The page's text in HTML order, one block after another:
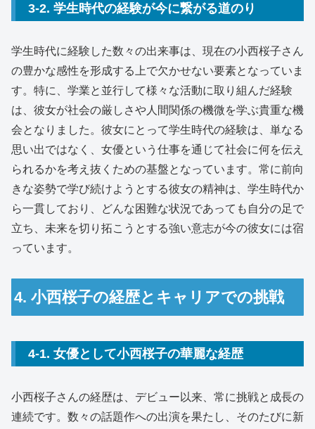
3-2. 学生時代の経験が今に繋がる道のり
学生時代に経験した数々の出来事は、現在の小西桜子さん
の豊かな感性を形成する上で欠かせない要素となっていま
す。特に、学業と並行して様々な活動に取り組んだ経験
は、彼女が社会の厳しさや人間関係の機微を学ぶ貴重な機
会となりました。彼女にとって学生時代の経験は、単なる
思い出ではなく、女優という仕事を通じて社会に何を伝え
られるかを考え抜くための基盤となっています。常に前向
きな姿勢で学び続けようとする彼女の精神は、学生時代か
ら一貫しており、どんな困難な状況であっても自分の足で
立ち、未来を切り拓こうとする強い意志が今の彼女には宿
っています。
4. 小西桜子の経歴とキャリアでの挑戦
4-1. 女優として小西桜子の華麗な経歴
小西桜子さんの経歴は、デビュー以来、常に挑戦と成長の
連続です。数々の話題作への出演を果たし、そのたびに新